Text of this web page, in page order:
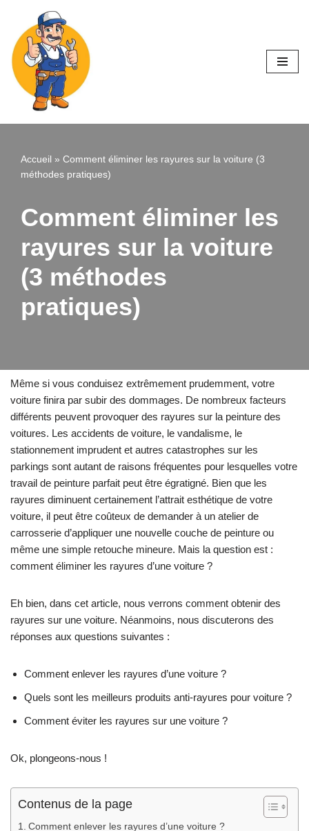
Aller
au
contenu
Accueil » Comment éliminer les rayures sur la voiture (3
méthodes pratiques)
Comment éliminer les
rayures sur la voiture
(3 méthodes
pratiques)
Même si vous conduisez extrêmement prudemment, votre
voiture finira par subir des dommages. De nombreux facteurs
différents peuvent provoquer des rayures sur la peinture des
voitures. Les accidents de voiture, le vandalisme, le
stationnement imprudent et autres catastrophes sur les
parkings sont autant de raisons fréquentes pour lesquelles votre
travail de peinture parfait peut être égratigné. Bien que les
rayures diminuent certainement l’attrait esthétique de votre
voiture, il peut être coûteux de demander à un atelier de
carrosserie d’appliquer une nouvelle couche de peinture ou
même une simple retouche mineure. Mais la question est :
comment éliminer les rayures d’une voiture ?
Eh bien, dans cet article, nous verrons comment obtenir des
rayures sur une voiture. Néanmoins, nous discuterons des
réponses aux questions suivantes :
Comment enlever les rayures d’une voiture ?
Quels sont les meilleurs produits anti-rayures pour voiture ?
Comment éviter les rayures sur une voiture ?
Ok, plongeons-nous !
Contenus de la page
Comment enlever les rayures d’une voiture ?